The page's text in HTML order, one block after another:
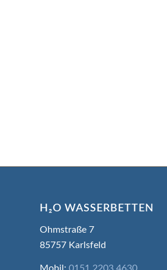
H₂O WASSERBETTEN
Ohmstraße 7
85757 Karlsfeld